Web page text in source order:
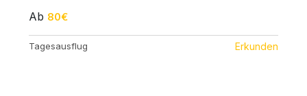
Ab 80€
Tagesausflug Erkunden